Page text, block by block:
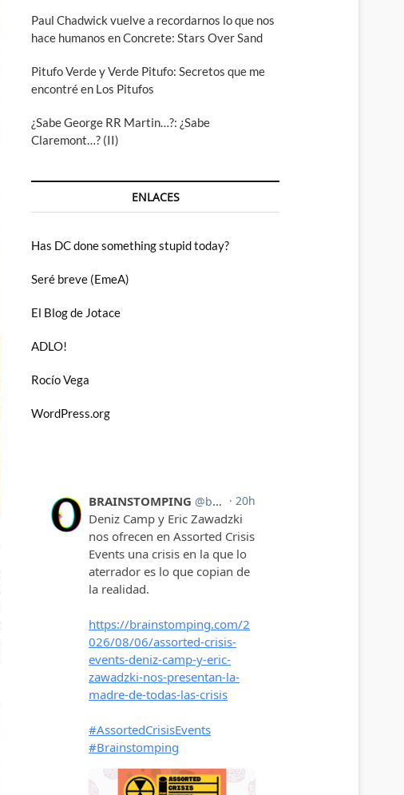
Paul Chadwick vuelve a recordarnos lo que nos
hace humanos en Concrete: Stars Over Sand
Pitufo Verde y Verde Pitufo: Secretos que me
encontré en Los Pitufos
¿Sabe George RR Martin…?: ¿Sabe
Claremont…? (II)
ENLACES
Has DC done something stupid today?
Seré breve (EmeA)
El Blog de Jotace
ADLO!
Rocío Vega
WordPress.org